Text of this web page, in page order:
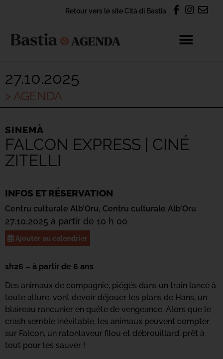
Retour vers le site Cità di Bastia
27.10.2025
> AGENDA
SINEMÀ
FALCON EXPRESS | CINÉ
ZITELLI
INFOS ET RÉSERVATION
Centru culturale Alb’Oru, Centru culturale Alb’Oru
27.10.2025 à partir de 10 h 00
Ajouter au calendrier
1h26 – à partir de 6 ans
Des animaux de compagnie, piégés dans un train lancé à
toute allure, vont devoir déjouer les plans de Hans, un
blaireau rancunier en quête de vengeance. Alors que le
crash semble inévitable, les animaux peuvent compter
sur Falcon, un ratonlaveur filou et débrouillard, prêt à
tout pour les sauver !